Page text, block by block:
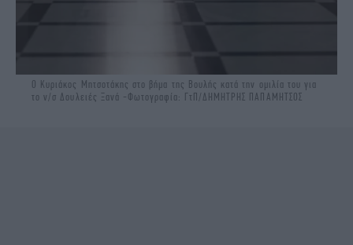
Ο Κυριάκος Μητσοτάκης στο βήμα της Βουλής κατά την ομιλία του για
το ν/σ Δουλειές Ξανά -Φωτογραφία: ΓτΠ/ΔΗΜΗΤΡΗΣ ΠΑΠΑΜΗΤΣΟΣ